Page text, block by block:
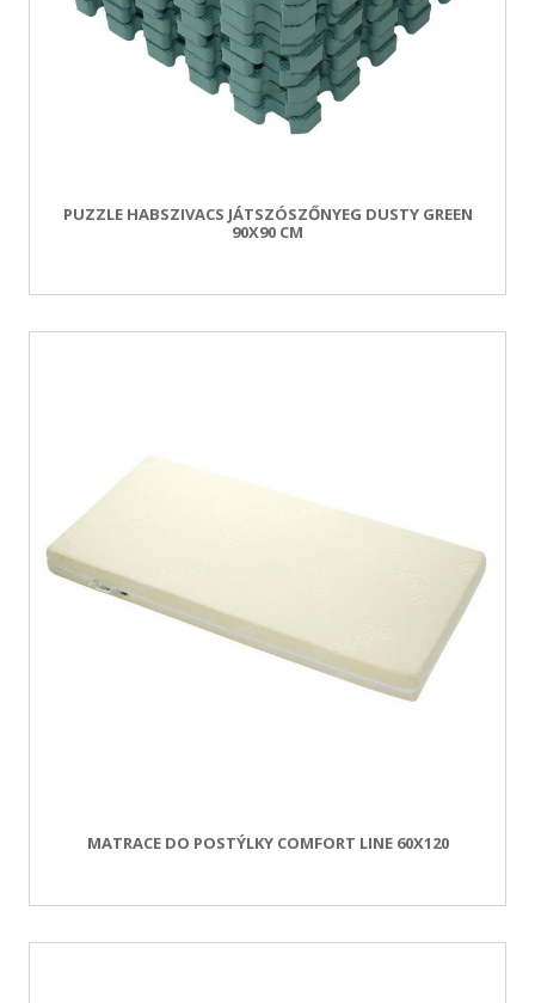
PUZZLE HABSZIVACS JÁTSZÓSZŐNYEG DUSTY GREEN
90X90 CM
MATRACE DO POSTÝLKY COMFORT LINE 60X120